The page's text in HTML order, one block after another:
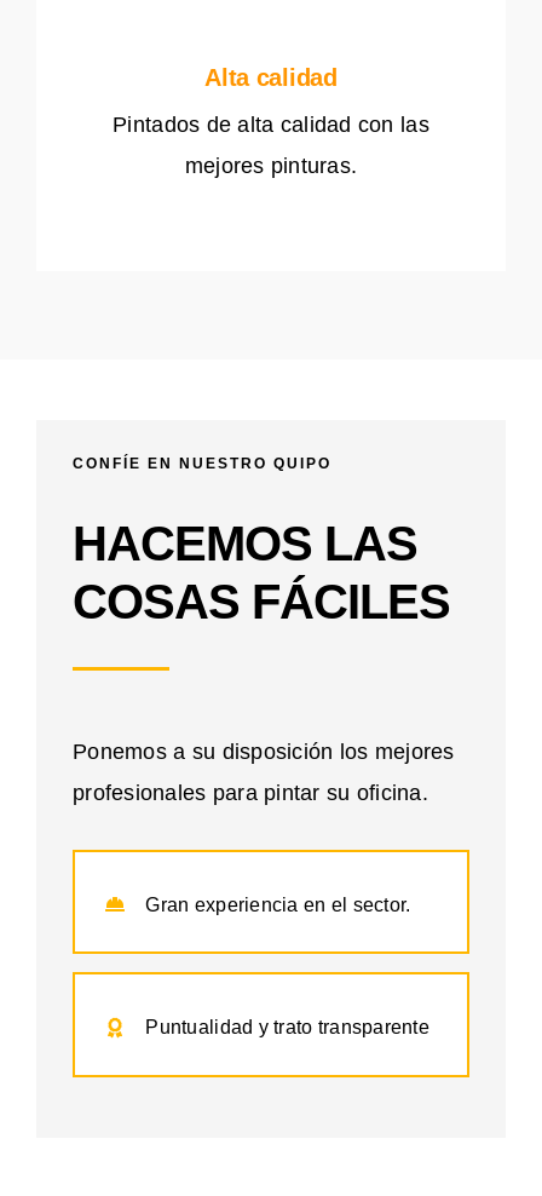
Alta calidad
Pintados de alta calidad con las
mejores pinturas.
CONFÍE EN NUESTRO QUIPO
HACEMOS LAS
COSAS FÁCILES
Ponemos a su disposición los mejores
profesionales para pintar su oficina.
Gran experiencia en el sector.
Puntualidad y trato transparente